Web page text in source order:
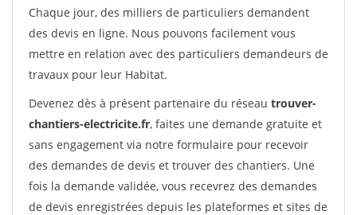
Chaque jour, des milliers de particuliers demandent
des devis en ligne. Nous pouvons facilement vous
mettre en relation avec des particuliers demandeurs de
travaux pour leur Habitat.
Devenez dès à présent partenaire du réseau trouver-
chantiers-electricite.fr, faites une demande gratuite et
sans engagement via notre formulaire pour recevoir
des demandes de devis et trouver des chantiers. Une
fois la demande validée, vous recevrez des demandes
de devis enregistrées depuis les plateformes et sites de